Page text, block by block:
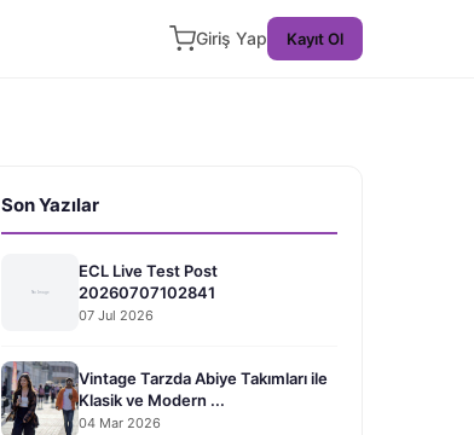
Giriş Yap Kayıt Ol
Son Yazılar
ECL Live Test Post
20260707102841
07 Jul 2026
Vintage Tarzda Abiye Takımları ile
Klasik ve Modern ...
04 Mar 2026